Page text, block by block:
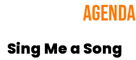
AGENDA
Sing Me a Song